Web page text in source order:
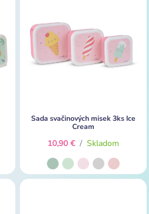
Sada svačinových misek 3ks Ice
Cream
10,90 € / Skladom